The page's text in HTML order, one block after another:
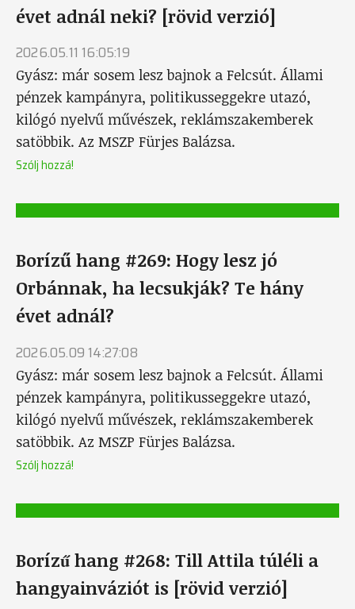
évet adnál neki? [rövid verzió]
2026.05.11 16:05:19
Gyász: már sosem lesz bajnok a Felcsút. Állami
pénzek kampányra, politikusseggekre utazó,
kilógó nyelvű művészek, reklámszakemberek
satöbbik. Az MSZP Fürjes Balázsa.
Szólj hozzá!
Borízű hang #269: Hogy lesz jó
Orbánnak, ha lecsukják? Te hány
évet adnál?
2026.05.09 14:27:08
Gyász: már sosem lesz bajnok a Felcsút. Állami
pénzek kampányra, politikusseggekre utazó,
kilógó nyelvű művészek, reklámszakemberek
satöbbik. Az MSZP Fürjes Balázsa.
Szólj hozzá!
Borízű hang #268: Till Attila túléli a
hangyainváziót is [rövid verzió]